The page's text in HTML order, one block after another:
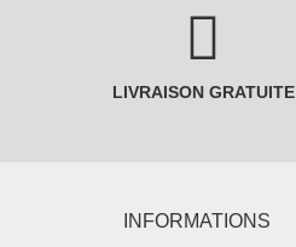
LIVRAISON GRATUITE
INFORMATIONS